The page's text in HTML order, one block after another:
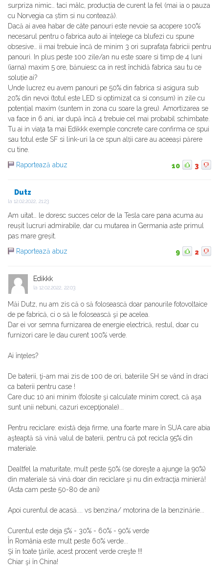
surpriza nimic… taci mâlc, producția de curent la fel (mai ia o pauza
cu Norvegia ca știm si nu contează).
Dacă ai avea habar de câte panouri este nevoie sa acopere 100%
necesarul pentru o fabrica auto ai înțelege ca blufezi cu spune
obsesive… ii mai trebuie încă de minim 3 ori suprafața fabricii pentru
panouri. In plus peste 100 zile/an nu este soare si timp de 4 luni
(iarna) maxim 5 ore, bănuiesc ca in rest închidă fabrica sau tu ce
soluție ai?
Unde lucrez eu avem panouri pe 50% din fabrica si asigura sub
20% din nevoi (totul este LED si optimizat ca si consum) in zile cu
potențial maxim (suntem in zona cu soare la greu). Amortizarea se
va face in 6 ani, iar după încă 4 trebuie cel mai probabil schimbate.
Tu ai in viața ta mai Edikkk exemple concrete care confirma ce spui
sau totul este SF si link-uri la ce spun alții care au aceeași părere
cu tine.
Raportează abuz
10 3
Dutz
la 12.02.2022, 21:23
Am uitat… le doresc succes celor de la Tesla care pana acuma au
reușit lucruri admirabile, dar cu mutarea in Germania aste primul
pas mare greșit.
Raportează abuz
9 2
Edikkk
la 12.02.2022, 22:03
Măi Dutz, nu am zis că o să folosească doar panourile fotovoltaice
de pe fabrică, ci o să le folosească şi pe acelea.
Dar ei vor semna furnizarea de energie electrică, restul, doar cu
furnizori care le dau curent 100% verde.
Ai înţeles?
De baterii, ţi-am mai zis de 100 de ori, bateriile SH se vând în draci
ca baterii pentru case !
Care duc 10 ani minim (folosite şi calculate minim corect, că aşa
sunt unii nebuni, cazuri excepţionale)...
Pentru reciclare: există deja firme, una foarte mare în SUA care abia
aşteaptă să vină valul de baterii, pentru că pot recicla 95% din
materiale.
Dealtfel la maturitate, mult peste 50% (se doreşte a ajunge la 90%)
din materiale să vină doar din reciclare şi nu din extracţia minieră!
(Asta cam peste 50-80 de ani)
Apoi curentul de acasă.... vs benzina/ motorina de la benzinărie...
Curentul este deja 5% - 30% - 60% - 90% verde
În România este mult peste 60% verde...
Şi în toate ţările, acest procent verde creşte !!!
Chiar şi în China!